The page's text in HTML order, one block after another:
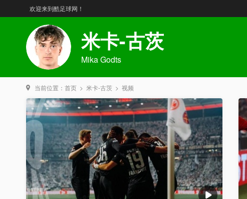
欢迎来到酷足球网！
米卡-古茨
Mika Godts
当前位置： 首页 > 米卡-古茨 > 视频